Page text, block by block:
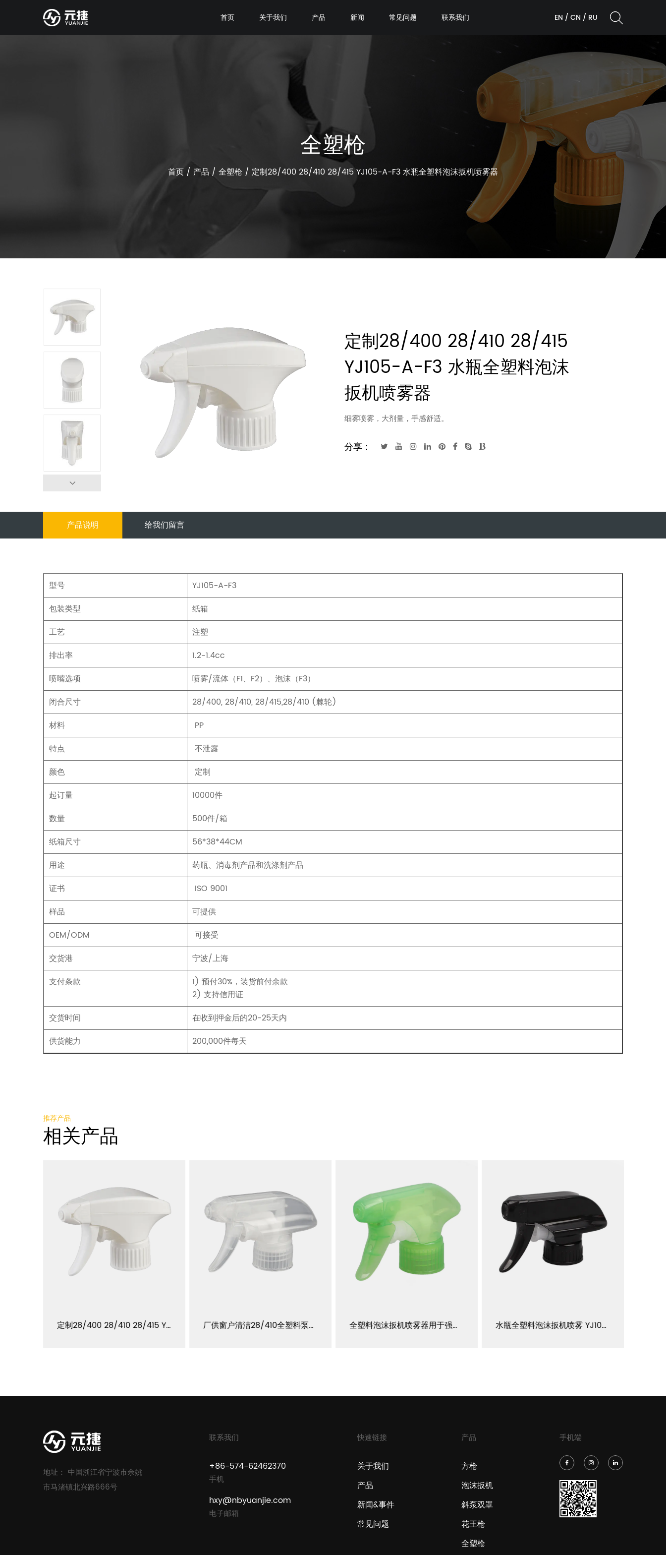
首页 关于我们 产品 新闻 常见问题 联系我们 EN / CN / RU
全塑枪
首页 / 产品/ 全塑枪 / 定制28/400 28/410 28/415 YJ105-A-F3 水瓶全塑料泡沫扳机喷雾器
定制28/400 28/410 28/415
YJ105-A-F3 水瓶全塑料泡沫
扳机喷雾器
细雾喷雾，大剂量，手感舒适。
分享：
产品说明 给我们留言
型号
YJ105-A-F3
包装类型
纸箱
工艺
注塑
排出率
1.2-1.4cc
喷嘴选项
喷雾/流体（F1、F2）、泡沫（F3）
闭合尺寸
28/400, 28/410, 28/415,28/410 (棘轮)
材料
PP
特点
不泄露
颜色
定制
起订量
10000件
数量
500件/箱
纸箱尺寸
56*38*44CM
用途
药瓶、消毒剂产品和洗涤剂产品
证书
ISO 9001
样品
可提供
OEM/ODM
可接受
交货港
宁波/上海
支付条款
1) 预付30%，装货前付余款
2) 支持信用证
交货时间
在收到押金后的20-25天内
供货能力
200,000件每天
推荐产品
相关产品
定制28/400 28/410 28/415 YJ105-A-F3 水瓶全塑料泡沫扳机喷雾器 厂供窗户清洁28/410全塑料泵扳机喷雾器 YJ105-K-F3 全塑料泡沫扳机喷雾器用于强化学液体 YJ105-A 水瓶全塑料泡沫扳机喷雾 YJ105-B
地址： 中国浙江省宁波市余姚
市马渚镇北兴路666号
联系我们
+86-574-62462370
手机
hxy@nbyuanjie.com
电子邮箱
快速链接
关于我们
产品
新闻&事件
常见问题
产品
方枪
泡沫扳机
斜泵双罩
花王枪
全塑枪
手机端